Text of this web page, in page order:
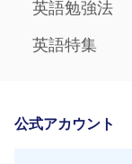
英語勉強法
英語特集
公式アカウント